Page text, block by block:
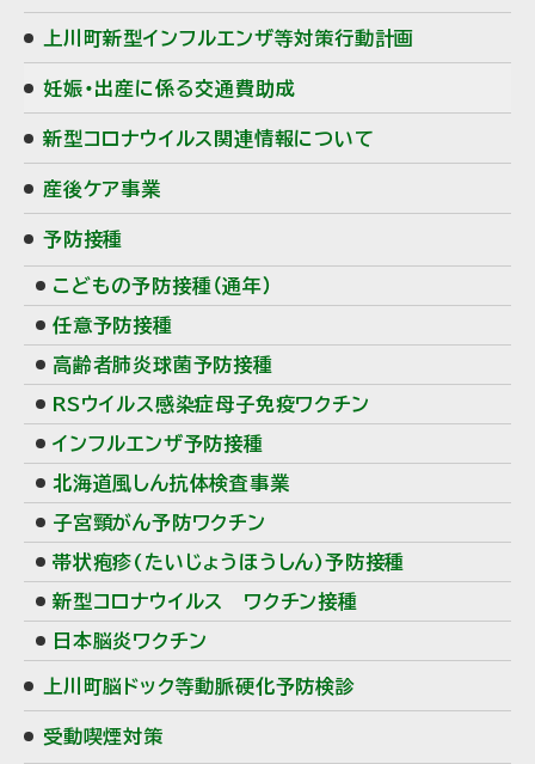
上川町新型インフルエンザ等対策行動計画
妊娠・出産に係る交通費助成
新型コロナウイルス関連情報について
産後ケア事業
予防接種
こどもの予防接種（通年）
任意予防接種
高齢者肺炎球菌予防接種
RSウイルス感染症母子免疫ワクチン
インフルエンザ予防接種
北海道風しん抗体検査事業
子宮頸がん予防ワクチン
帯状疱疹(たいじょうほうしん)予防接種
新型コロナウイルス ワクチン接種
日本脳炎ワクチン
上川町脳ドック等動脈硬化予防検診
受動喫煙対策